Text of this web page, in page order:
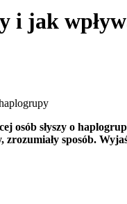
i jak
osób słyszy o
sposób.